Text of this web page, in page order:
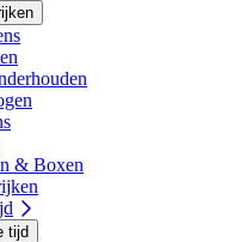
& Boxen
tijd